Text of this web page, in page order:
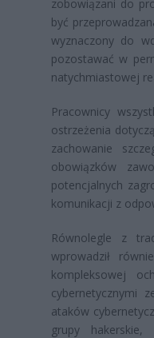
zobowiązani do
być
wyznaczony do
pozostawać w
natychmiastowej
Pracownicy
ostrzeżenia
zachowanie
obowiązków
potencjalnych
komunikacji z
Równolegle z
wprowadził
kompleksowej
cybernetycznymi
ataków
grupy hakerskie,